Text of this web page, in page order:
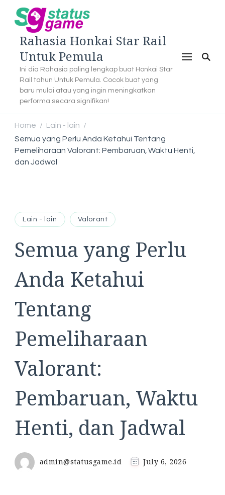
Rahasia Honkai Star Rail
Untuk Pemula
Ini dia Rahasia paling lengkap buat Honkai Star
Rail tahun Untuk Pemula. Cocok buat yang
baru mulai atau yang ingin meningkatkan
performa secara signifikan!
Home / Lain - lain /
Semua yang Perlu Anda Ketahui Tentang
Pemeliharaan Valorant: Pembaruan, Waktu Henti,
dan Jadwal
Lain - lain Valorant
Semua yang Perlu
Anda Ketahui
Tentang
Pemeliharaan
Valorant:
Pembaruan, Waktu
Henti, dan Jadwal
admin@statusgame.id July 6, 2026